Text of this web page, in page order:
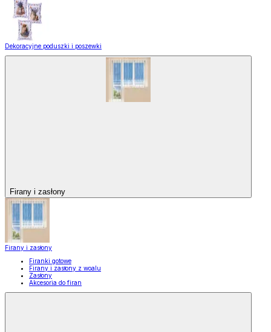
Dekoracyjne poduszki i poszewki
Firany i zasłony
Firany i zasłony
Firanki gotowe
Firany i zasłony z woalu
Zasłony
Akcesoria do firan